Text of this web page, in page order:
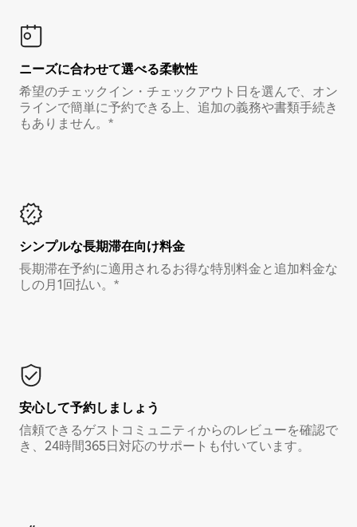
ニーズに合わせて選べる柔軟性
希望のチェックイン・チェックアウト日を選んで、オン
ラインで簡単に予約できる上、追加の義務や書類手続き
もありません。*
シンプルな長期滞在向け料金
長期滞在予約に適用されるお得な特別料金と追加料金な
しの月1回払い。*
安心して予約しましょう
信頼できるゲストコミュニティからのレビューを確認で
き、24時間365日対応のサポートも付いています。